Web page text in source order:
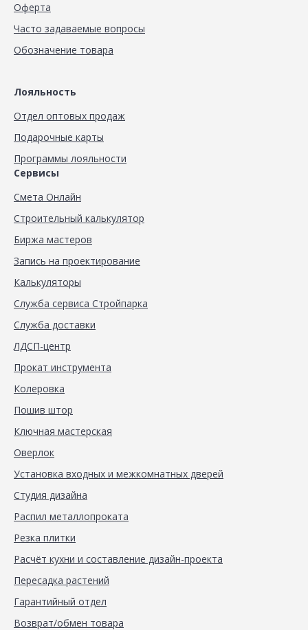
Оферта
Часто задаваемые вопросы
Обозначение товара
Лояльность
Отдел оптовых продаж
Подарочные карты
Программы лояльности
Сервисы
Смета Онлайн
Строительный калькулятор
Биржа мастеров
Запись на проектирование
Калькуляторы
Служба сервиса Стройпарка
Служба доставки
ЛДСП-центр
Прокат инструмента
Колеровка
Пошив штор
Ключная мастерская
Оверлок
Установка входных и межкомнатных дверей
Студия дизайна
Распил металлопроката
Резка плитки
Расчёт кухни и составление дизайн-проекта
Пересадка растений
Гарантийный отдел
Возврат/обмен товара